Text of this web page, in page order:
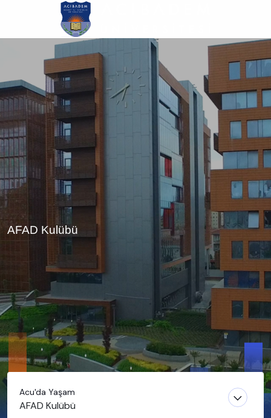
atla
AFAD Kulübü
Acu'da Yaşam
AFAD Kulübü